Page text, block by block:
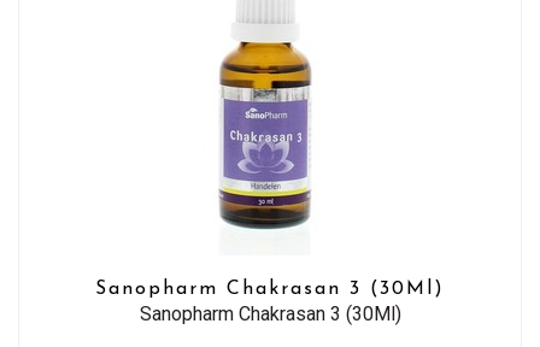
Sanopharm Chakrasan 3 (30Ml)
Sanopharm Chakrasan 3 (30Ml)